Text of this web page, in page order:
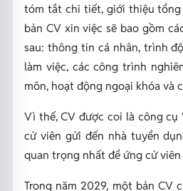
tóm tắt chi tiết, giới thiệu tổng
bản CV xin việc sẽ bao gồm
sau: thông tin cá nhân, trình
làm việc, các công trình
môn, hoạt động ngoại khóa và
Vì thế, CV được coi là công cụ
cử viên gửi đến nhà tuyển
quan trọng nhất để ứng cử
Trong năm 2029, một bản CV